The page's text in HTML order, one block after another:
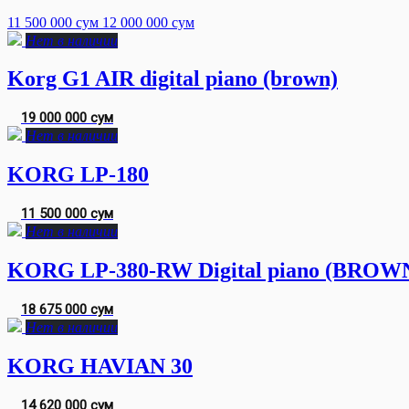
11 500 000 сум 12 000 000 сум
Нет в наличии
Korg G1 AIR digital piano (brown)
19 000 000 сум
Нет в наличии
KORG LP-180
11 500 000 сум
Нет в наличии
KORG LP-380-RW Digital piano
18 675 000 сум
Нет в наличии
KORG HAVIAN 30
14 620 000 сум